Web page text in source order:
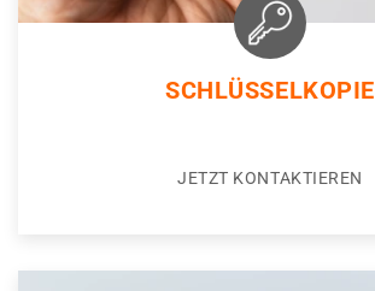
SCHLÜSSELKOPIE
JETZT KONTAKTIEREN